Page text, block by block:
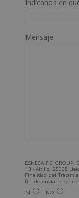
Indícanos en
Mensaje
ESNECA FIC
13 - Altillo, 25008
Finalidad del
fin de enviarle
productos ofrecidos
Legitimación del
SÍ NO